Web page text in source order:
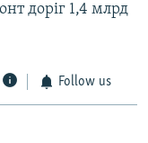
доріг 1,4 млрд
Follow us